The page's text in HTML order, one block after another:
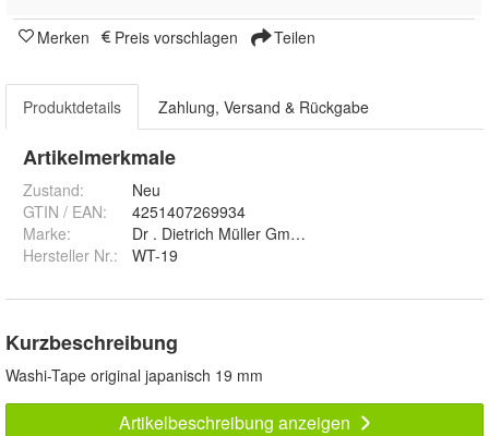
Merken Preis vorschlagen Teilen
Produktdetails Zahlung, Versand & Rückgabe
Artikelmerkmale
Zustand:
Neu
GTIN / EAN:
4251407269934
Marke:
Dr . Dietrich Müller GmbH
Hersteller Nr.:
WT-19
Kurzbeschreibung
Washi-Tape original japanisch 19 mm
Artikelbeschreibung anzeigen